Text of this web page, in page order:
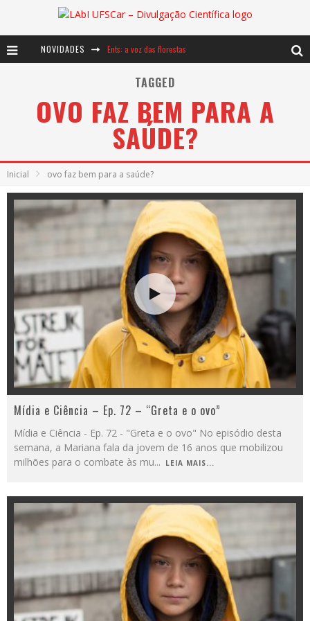
NOVIDADES Ents: a voz das florestas
Notáveis: Bertha Lutz
Baú de Histórias - A jamais imaginada aventura com os moinhos de vento
TAGGED
OVO FAZ BEM PARA A
SAÚDE?
Inicial ovo faz bem para a saúde?
Mídia e Ciência – Ep. 72 – “Greta e o ovo”
Mídia e Ciência - Ep. 72 - "Greta e o ovo" No episódio desta
semana, a Mariana fala da jovem de 16 anos que mobilizou
milhões para o combate às mu... LEIA MAIS...